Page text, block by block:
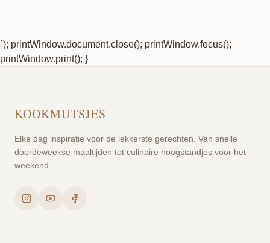
`); printWindow.document.close(); printWindow.focus();
printWindow.print(); }
KOOKMUTSJES
Elke dag inspiratie voor de lekkerste gerechten. Van snelle
doordeweekse maaltijden tot culinaire hoogstandjes voor het
weekend.